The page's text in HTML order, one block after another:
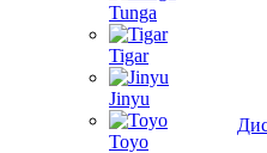
Tunga
Tigar
Jinyu
Toyo